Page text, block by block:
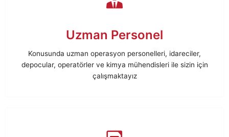
Uzman Personel
Konusunda uzman operasyon personelleri, idareciler,
depocular, operatörler ve kimya mühendisleri ile sizin için
çalışmaktayız